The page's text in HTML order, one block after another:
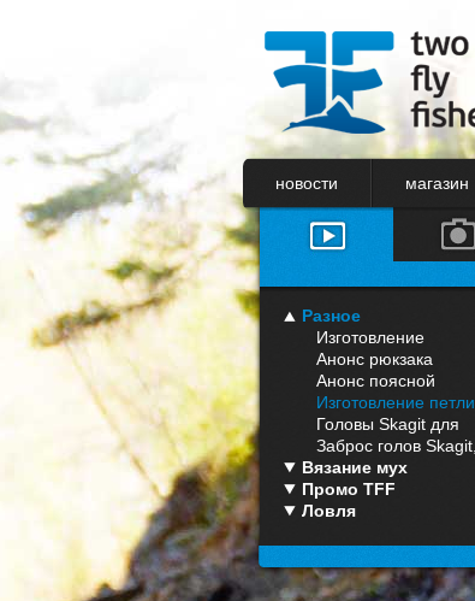
новости магазин
Разное
Изготовление
поводка для Щуки.
Анонс рюкзака
Fishpond Westwater
Roll Top Backpack
Анонс поясной
сумки Fishpond
Yampa Guide Pack
Изготовление петли
на монораннинге
OPST Lazar Line
Головы Skagit для
одноручника
Заброс голов Skagit,
работа с раннингом.
Вязание мух
Промо TFF
Ловля